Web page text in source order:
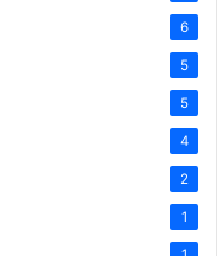
6
5
5
4
2
1